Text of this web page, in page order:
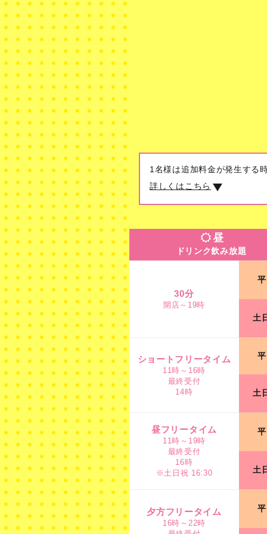
1名様は追加料金が発生する
詳しくはこちら
最終受付
14時
11時～19時
最終受付
16時
※土日祝 16:30
最終受付
19時
昼
ドリンク飲み放題
30分
開店～19時
土
ショートフリータイム
11時～16時
最終受付
14時
土
昼フリータイム
11時～19時
最終受付
16時
※土日祝 16:30
土
夕方フリータイム
16時～22時